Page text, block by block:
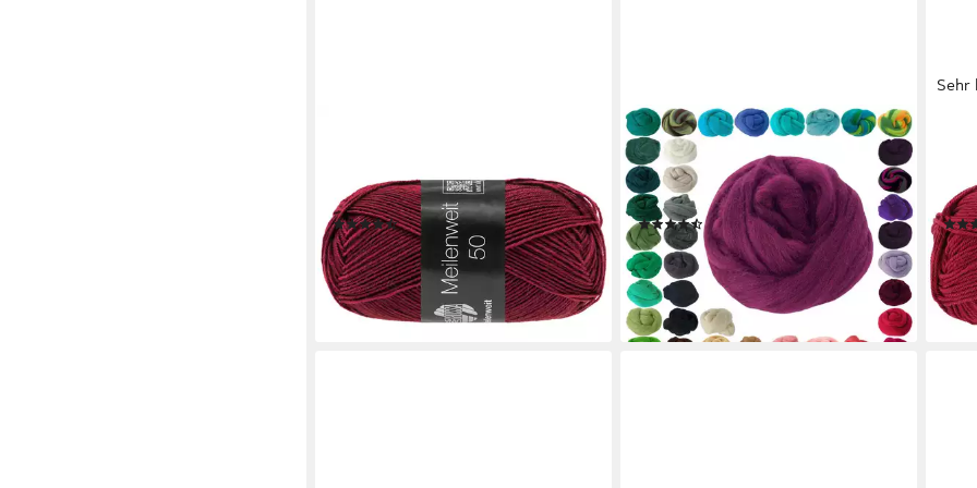
210 m (4-fach Sockenwolle mit 80 %
Schurwolle), 50 g
(28)
3,75 €
(75,00 €/ 1 kg)
lieferbar - in 4-5 Werktagen bei dir
+23
MADDMA
25g Filzwolle / Märchenwolle, Nass-
u. Trockenfilzen, Farbwahl
Bastelgarn, merlot
(12)
2,38 €
(95,20 €/ 1 kg)
lieferbar - in 4-5 Werktagen bei dir
+49
Sehr
g